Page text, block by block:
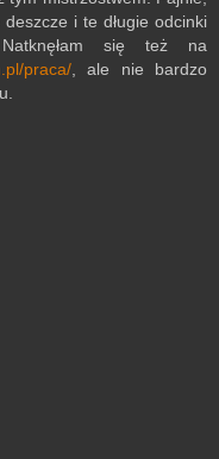
i te długie odcinki
się też na
praca/ , ale nie bardzo